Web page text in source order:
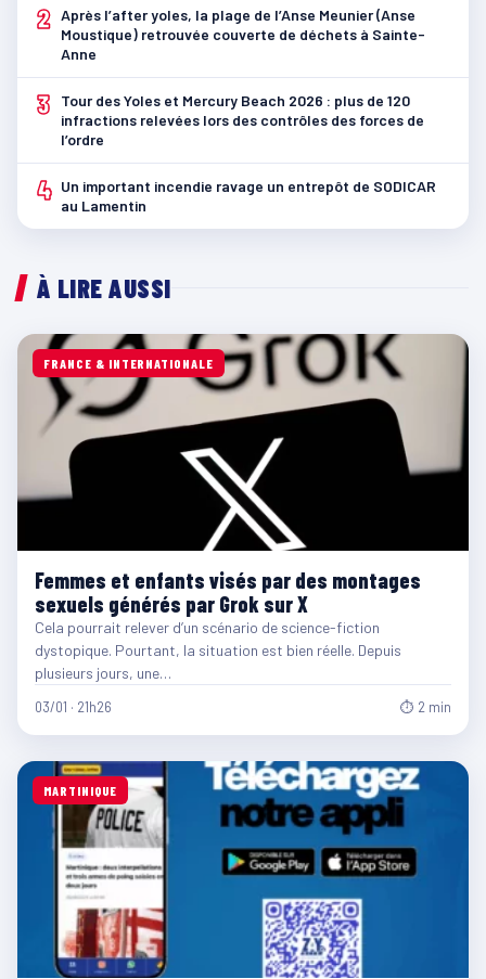
2 Après l’after yoles, la plage de l’Anse Meunier (Anse
Moustique) retrouvée couverte de déchets à Sainte-
Anne
3
Tour des Yoles et Mercury Beach 2026 : plus de 120
infractions relevées lors des contrôles des forces de
l’ordre
4 Un important incendie ravage un entrepôt de SODICAR
au Lamentin
À LIRE AUSSI
FRANCE & INTERNATIONALE
Femmes et enfants visés par des montages
sexuels générés par Grok sur X
Cela pourrait relever d’un scénario de science-fiction
dystopique. Pourtant, la situation est bien réelle. Depuis
plusieurs jours, une…
03/01 · 21h26 ⏱ 2 min
MARTINIQUE